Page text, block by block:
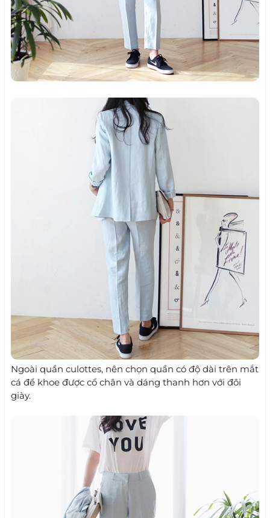
Ngoài quần culottes, nên chọn quần có độ dài trên mắt
cá để khoe được cổ chân và dáng thanh hơn với đôi
giày.